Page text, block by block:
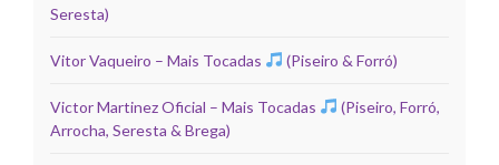
Seresta)
Vitor Vaqueiro – Mais Tocadas (Piseiro & Forró)
Victor Martinez Oficial – Mais Tocadas
(Piseiro, Forró,
Arrocha, Seresta & Brega)